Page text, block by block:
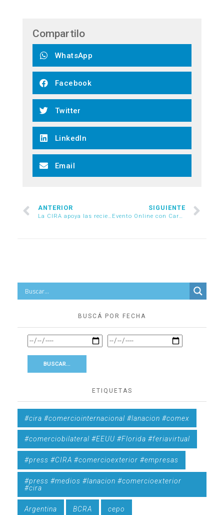
Compartilo
WhatsApp
Facebook
Twitter
LinkedIn
Email
ANTERIOR
La CIRA apoya las recientes medidas de la Secretaría de Comercio e Industria
SIGUIENTE
Evento Online con Carmen Carballeiro | Nuevas Normas para Pago de Importaciones y de Servicios
BUSCÁ POR FECHA
ETIQUETAS
#cira #comerciointernacional #lanacion #comex
#comerciobilateral #EEUU #Florida #feriavirtual
#press #CIRA #comercioexterior #empresas
#press #medios #lanacion #comercioexterior
#cira
Argentina BCRA cepo